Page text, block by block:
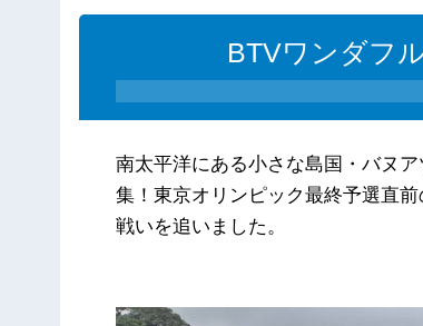
BTVワンダフ
南太平洋にある小さな島国・バヌ
集！東京オリンピック最終予選直
戦いを追いました。